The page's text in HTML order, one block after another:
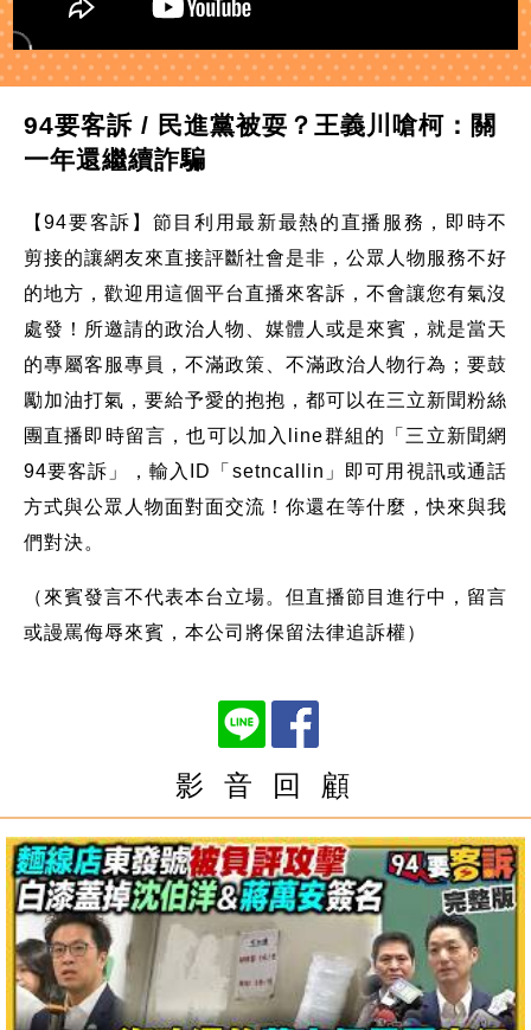
94要客訴 / 民進黨被耍？王義川嗆柯：關
一年還繼續詐騙
【94要客訴】節目利用最新最熱的直播服務，即時不
剪接的讓網友來直接評斷社會是非，公眾人物服務不好
的地方，歡迎用這個平台直播來客訴，不會讓您有氣沒
處發！所邀請的政治人物、媒體人或是來賓，就是當天
的專屬客服專員，不滿政策、不滿政治人物行為；要鼓
勵加油打氣，要給予愛的抱抱，都可以在三立新聞粉絲
團直播即時留言，也可以加入line群組的「三立新聞網
94要客訴」，輸入ID「setncallin」即可用視訊或通話
方式與公眾人物面對面交流！你還在等什麼，快來與我
們對決。
（來賓發言不代表本台立場。但直播節目進行中，留言
或謾罵侮辱來賓，本公司將保留法律追訴權）
影 音 回 顧